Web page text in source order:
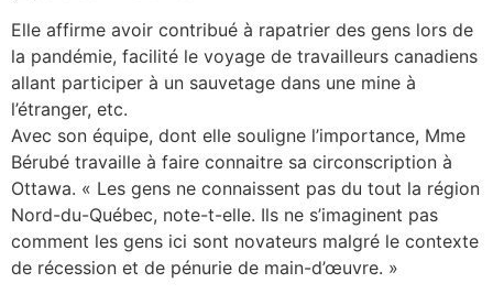
Elle affirme avoir contribué à rapatrier des gens lors de
la pandémie, facilité le voyage de travailleurs canadiens
allant participer à un sauvetage dans une mine à
l’étranger, etc.
Avec son équipe, dont elle souligne l’importance, Mme
Bérubé travaille à faire connaitre sa circonscription à
Ottawa. « Les gens ne connaissent pas du tout la région
Nord-du-Québec, note-t-elle. Ils ne s’imaginent pas
comment les gens ici sont novateurs malgré le contexte
de récession et de pénurie de main-d’œuvre. »